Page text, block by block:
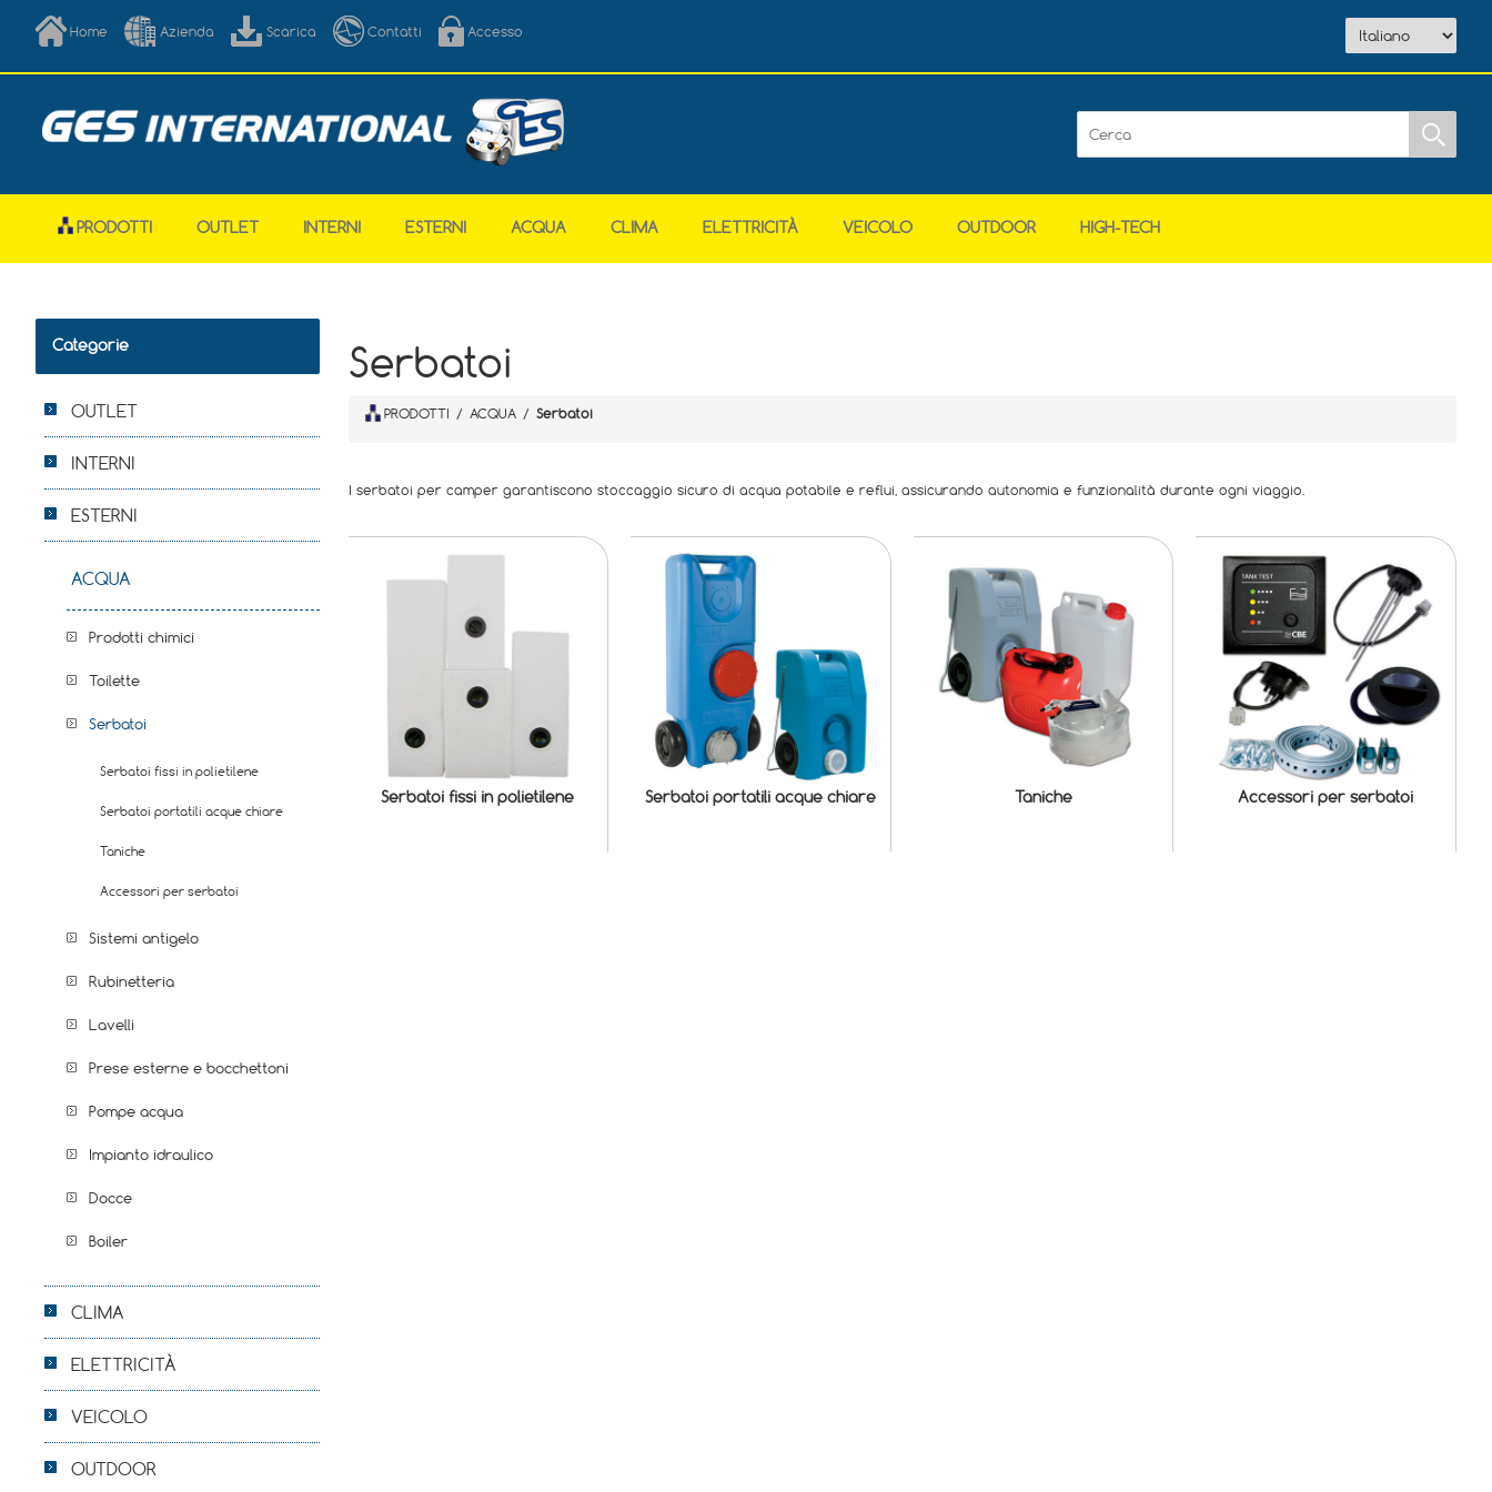
Home Azienda Scarica Contatti Accesso
PRODOTTI OUTLET INTERNI ESTERNI ACQUA CLIMA ELETTRICITÀ VEICOLO OUTDOOR HIGH-TECH
Serbatoi
PRODOTTI / ACQUA / Serbatoi
I serbatoi per camper garantiscono stoccaggio sicuro di acqua potabile e reflui, assicurando autonomia e funzionalità durante ogni viaggio.
Serbatoi fissi in polietilene Serbatoi portatili acque chiare Taniche Accessori per serbatoi
Categorie
OUTLET
INTERNI
ESTERNI
ACQUA
Prodotti chimici
Toilette
Serbatoi
Serbatoi fissi in polietilene
Serbatoi portatili acque chiare
Taniche
Accessori per serbatoi
Sistemi antigelo
Rubinetteria
Lavelli
Prese esterne e bocchettoni
Pompe acqua
Impianto idraulico
Docce
Boiler
CLIMA
ELETTRICITÀ
VEICOLO
OUTDOOR